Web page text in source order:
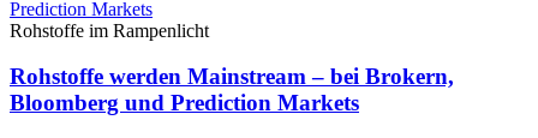
Rohstoffe im Rampenlicht
Rohstoffe werden Mainstream – bei Brokern,
Bloomberg und Prediction Markets